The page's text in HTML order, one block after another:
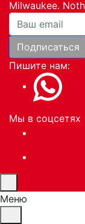
Milwaukee.
Ваша почта
Подписаться
Пишите нам:
Мы в соцсетях
Меню